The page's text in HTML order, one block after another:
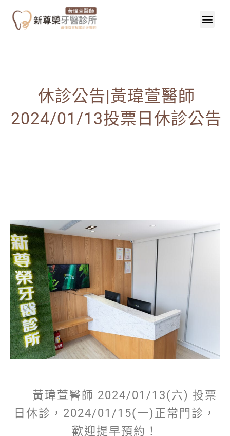
休診公告|黃瑋萱醫師
2024/01/13投票日休診公告
黃瑋萱醫師 2024/01/13(六) 投票
日休診，2024/01/15(一)正常門診，
歡迎提早預約！